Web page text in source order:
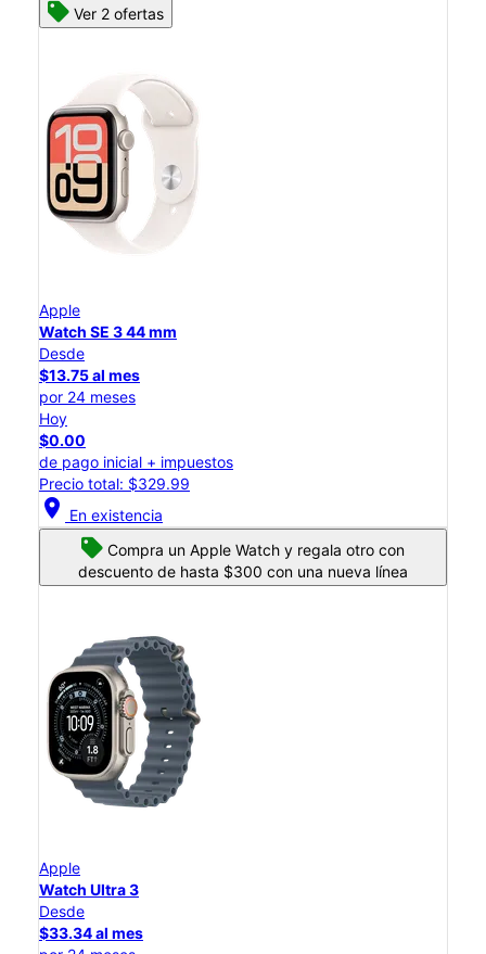
Ver 2 ofertas
Apple
Watch SE 3 44 mm
Desde
$13.75 al mes
por 24 meses
Hoy
$0.00
de pago inicial + impuestos
Precio total: $329.99
location_on En existencia
Compra un Apple Watch y regala otro con
descuento de hasta $300 con una nueva línea
Apple
Watch Ultra 3
Desde
$33.34 al mes